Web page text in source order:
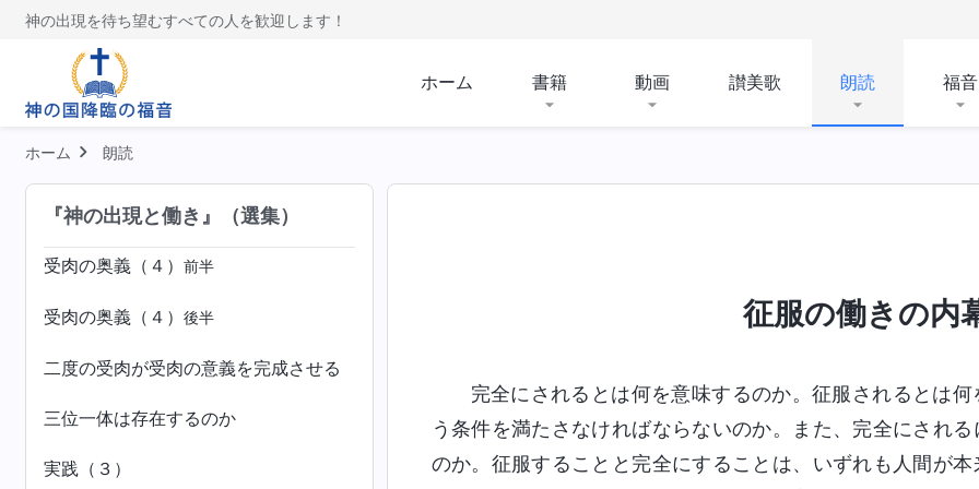
神の出現を待ち望むすべての人を歓迎します！
ホーム 書籍 動画 讃美歌 朗読 福音
ホーム 朗読
『神の出現と働き』（選集）
聖書について（３）
聖書について（４）
受肉の奥義（１）
受肉の奥義（２）
受肉の奥義（３）
受肉の奥義（４） 前半
受肉の奥義（４） 後半
二度の受肉が受肉の意義を完成させる
三位一体は存在するのか
実践（３）
征服の働きの内
完全にされるとは何を意味するのか。征服されるとは
う条件を満たさなければならないのか。また、完全にされ
のか。征服することと完全にすることは、いずれも人間が